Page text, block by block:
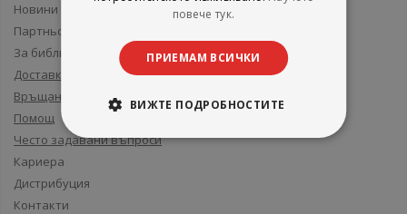
Новини и събития
Партньори и приятели
За библиотеки
Доставка
Връщане
Помощ
Често задавани въпроси
Кариера
Дистрибуция
Контакти
повече тук.
ПРИЕМАМ ВСИЧКИ
ВИЖТЕ ПОДРОБНОСТИТЕ